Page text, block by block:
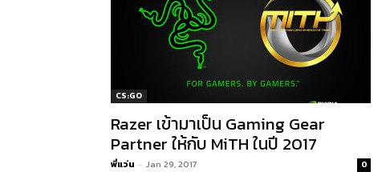
CS:GO
Razer เข้ามาเป็น Gaming Gear
Partner ให้กับ MiTH ในปี 2017
พี่แว่น - Jan 29, 2017 0